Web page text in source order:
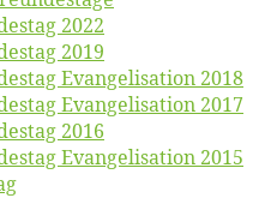
2022
2019
Evan­ge­li­sa­ti­on 2018
Evan­ge­li­sa­ti­on 2017
2016
Evan­ge­li­sa­ti­on 2015